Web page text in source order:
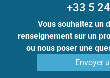
+33 5
Vous souhaitez un
renseignement sur un
ou nous poser une
Envoyer